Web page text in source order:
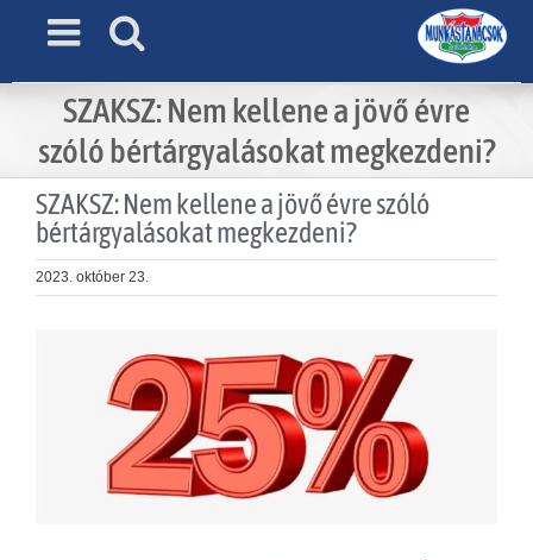
SZAKSZ: Nem kellene a jövő évre
szóló bértárgyalásokat megkezdeni?
SZAKSZ: Nem kellene a jövő évre szóló
bértárgyalásokat megkezdeni?
2023. október 23.